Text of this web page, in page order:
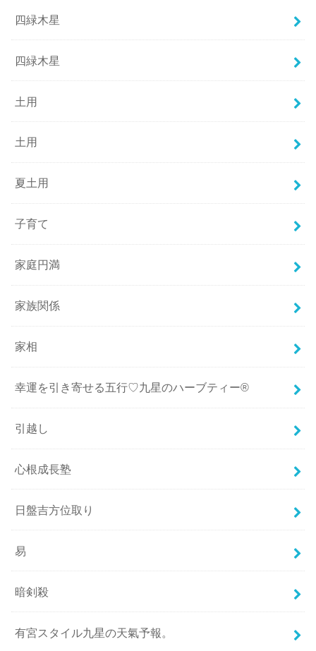
四緑木星
四緑木星
土用
土用
夏土用
子育て
家庭円満
家族関係
家相
幸運を引き寄せる五行♡九星のハーブティー®
引越し
心根成長塾
日盤吉方位取り
易
暗剣殺
有宮スタイル九星の天氣予報。